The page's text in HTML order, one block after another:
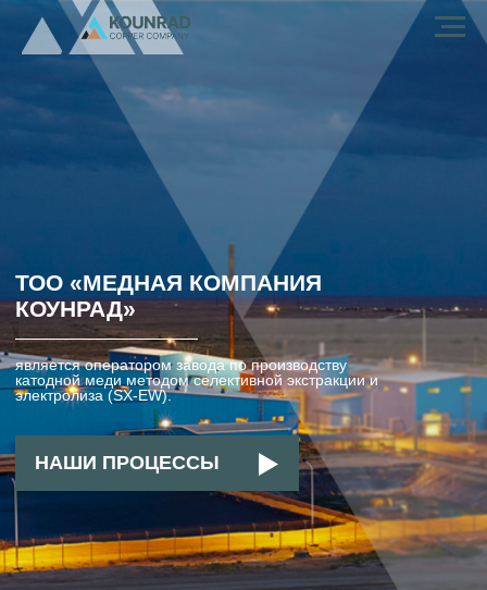
является оператором завода по производству
катодной меди методом селективной экстракции и
электролиза (SX-EW).
ТОО «МЕДНАЯ КОМПАНИЯ
НАШИ ПРОЦЕССЫ
НАШИ ПРОЦЕССЫ
ЗАВОД ПО ПЕРЕРАБОТКЕ